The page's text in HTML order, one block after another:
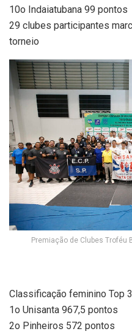
10o Indaiatubana 99 pontos
29 clubes participantes
torneio
Premiação de Clubes Troféu
Classificação feminino Top 3
1o Unisanta 967,5 pontos
2o Pinheiros 572 pontos